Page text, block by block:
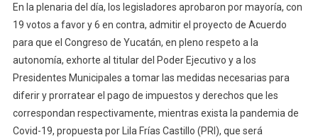
En la plenaria del día, los legisladores aprobaron por mayoría, con
19 votos a favor y 6 en contra, admitir el proyecto de Acuerdo
para que el Congreso de Yucatán, en pleno respeto a la
autonomía, exhorte al titular del Poder Ejecutivo y a los
Presidentes Municipales a tomar las medidas necesarias para
diferir y prorratear el pago de impuestos y derechos que les
correspondan respectivamente, mientras exista la pandemia de
Covid-19, propuesta por Lila Frías Castillo (PRI), que será